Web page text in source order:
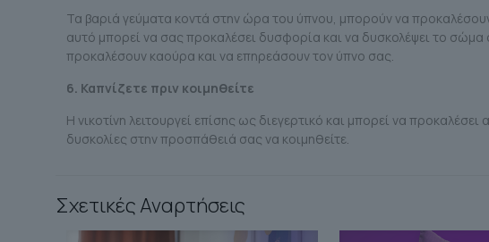
Τα βαριά γεύματα κοντά στην ώρα του ύπνου, μπορούν να
αυτό μπορεί να σας προκαλέσει δυσφορία και να δυσκολέψει το σώμα
προκαλέσουν καούρα και να επηρεάσουν τον ύπνο σας.
6. Καπνίζετε πριν κοιμηθείτε
Η νικοτίνη λειτουργεί επίσης ως διεγερτικό και μπορεί να
δυσκολίες στην προσπάθειά σας να κοιμηθείτε.
Σχετικές Αναρτήσεις